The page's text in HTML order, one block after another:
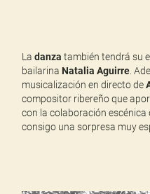
Ladanza también tendrá su
bailarinaNatalia Aguirre .
musicalización en directo de
compositor ribereño que
con la colaboración escénica
consigo una sorpresa muy